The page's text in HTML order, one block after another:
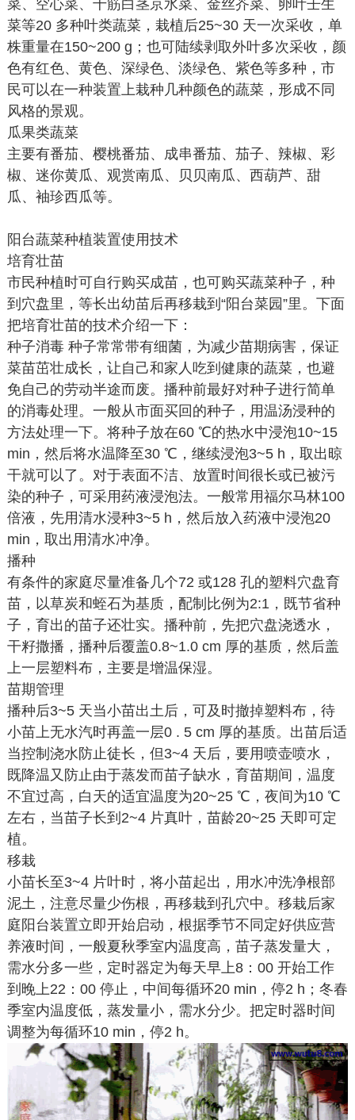
菜、空心菜、千筋白茎京水菜、金丝芥菜、卵叶壬生
菜等20 多种叶类蔬菜，栽植后25~30 天一次采收，单
株重量在150~200 g；也可陆续剥取外叶多次采收，颜
色有红色、黄色、深绿色、淡绿色、紫色等多种，市
民可以在一种装置上栽种几种颜色的蔬菜，形成不同
风格的景观。
瓜果类蔬菜
主要有番茄、樱桃番茄、成串番茄、茄子、辣椒、彩
椒、迷你黄瓜、观赏南瓜、贝贝南瓜、西葫芦、甜
瓜、袖珍西瓜等。
阳台蔬菜种植装置使用技术
培育壮苗
市民种植时可自行购买成苗，也可购买蔬菜种子，种
到穴盘里，等长出幼苗后再移栽到“阳台菜园”里。下面
把培育壮苗的技术介绍一下：
种子消毒 种子常常带有细菌，为减少苗期病害，保证
菜苗茁壮成长，让自己和家人吃到健康的蔬菜，也避
免自己的劳动半途而废。播种前最好对种子进行简单
的消毒处理。一般从市面买回的种子，用温汤浸种的
方法处理一下。将种子放在60 ℃的热水中浸泡10~15
min，然后将水温降至30 ℃，继续浸泡3~5 h，取出晾
干就可以了。对于表面不洁、放置时间很长或已被污
染的种子，可采用药液浸泡法。一般常用福尔马林100
倍液，先用清水浸种3~5 h，然后放入药液中浸泡20
min，取出用清水冲净。
播种
有条件的家庭尽量准备几个72 或128 孔的塑料穴盘育
苗，以草炭和蛭石为基质，配制比例为2:1，既节省种
子，育出的苗子还壮实。播种前，先把穴盘浇透水，
干籽撒播，播种后覆盖0.8~1.0 cm 厚的基质，然后盖
上一层塑料布，主要是增温保湿。
苗期管理
播种后3~5 天当小苗出土后，可及时撤掉塑料布，待
小苗上无水汽时再盖一层0 . 5 cm 厚的基质。出苗后适
当控制浇水防止徒长，但3~4 天后，要用喷壶喷水，
既降温又防止由于蒸发而苗子缺水，育苗期间，温度
不宜过高，白天的适宜温度为20~25 ℃，夜间为10 ℃
左右，当苗子长到2~4 片真叶，苗龄20~25 天即可定
植。
移栽
小苗长至3~4 片叶时，将小苗起出，用水冲洗净根部
泥土，注意尽量少伤根，再移栽到孔穴中。移栽后家
庭阳台装置立即开始启动，根据季节不同定好供应营
养液时间，一般夏秋季室内温度高，苗子蒸发量大，
需水分多一些，定时器定为每天早上8：00 开始工作
到晚上22：00 停止，中间每循环20 min，停2 h；冬春
季室内温度低，蒸发量小，需水分少。把定时器时间
调整为每循环10 min，停2 h。